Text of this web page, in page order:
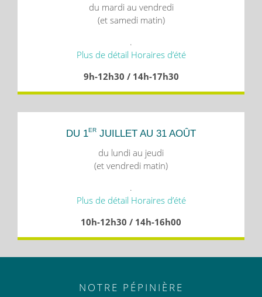
du mardi au vendredi
(et samedi matin)
.
Plus de détail Horaires d’été
9h-12h30 / 14h-17h30
DU 1ER JUILLET AU 31 AOÛT
du lundi au jeudi
(et vendredi matin)
.
Plus de détail Horaires d’été
10h-12h30 / 14h-16h00
NOTRE PÉPINIÈRE